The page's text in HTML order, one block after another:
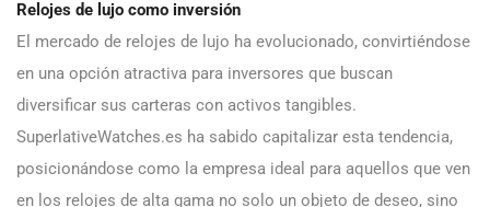
Relojes de lujo como inversión
El mercado de relojes de lujo ha evolucionado, convirtiéndose
en una opción atractiva para inversores que buscan
diversificar sus carteras con activos tangibles.
SuperlativeWatches.es ha sabido capitalizar esta tendencia,
posicionándose como la empresa ideal para aquellos que ven
en los relojes de alta gama no solo un objeto de deseo, sino